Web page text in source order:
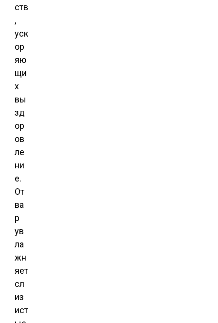
ств
,
уск
ор
яю
щи
х
вы
зд
ор
ов
ле
ни
е.
От
ва
р
ув
ла
жн
яет
сл
из
ист